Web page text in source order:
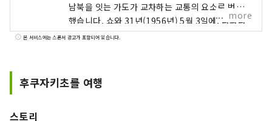
남북을 잇는 가도가 교차하는 교통의 요소로 번성
했습니다. 쇼와 31년(1956년) 5월 3일에, 타와라
무라, 야천종촌, 구 후쿠자키초가 합병해, 현재의
중국 자동차도와 현도 미키 신사선이 달려 교통의
중요한 거점인 것에는 변함이 없습니다. 게다가 후
more
본 서비스에는 스폰서 광고가 포함되어 있습니다.
후쿠자키초를 여행
스토리